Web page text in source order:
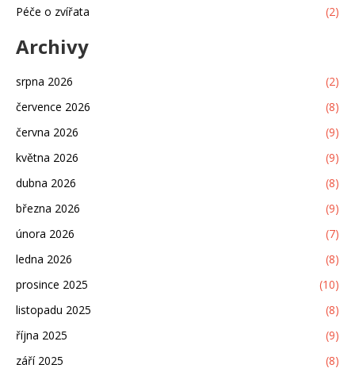
Péče o zvířata
(2)
Archivy
srpna 2026
(2)
července 2026
(8)
června 2026
(9)
května 2026
(9)
dubna 2026
(8)
března 2026
(9)
února 2026
(7)
ledna 2026
(8)
prosince 2025
(10)
listopadu 2025
(8)
října 2025
(9)
září 2025
(8)